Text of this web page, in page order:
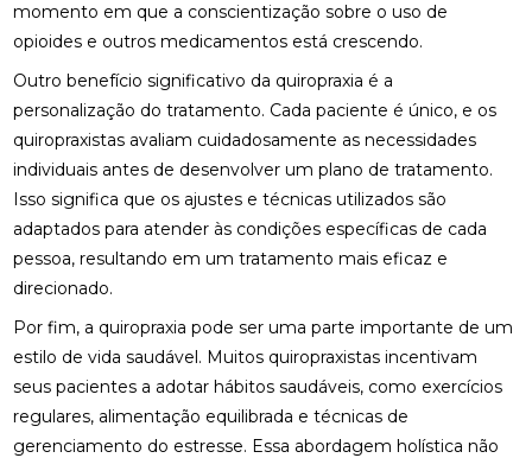
momento em que a conscientização sobre o uso de
opioides e outros medicamentos está crescendo.
Outro benefício significativo da quiropraxia é a
personalização do tratamento. Cada paciente é único, e os
quiropraxistas avaliam cuidadosamente as necessidades
individuais antes de desenvolver um plano de tratamento.
Isso significa que os ajustes e técnicas utilizados são
adaptados para atender às condições específicas de cada
pessoa, resultando em um tratamento mais eficaz e
direcionado.
Por fim, a quiropraxia pode ser uma parte importante de um
estilo de vida saudável. Muitos quiropraxistas incentivam
seus pacientes a adotar hábitos saudáveis, como exercícios
regulares, alimentação equilibrada e técnicas de
gerenciamento do estresse. Essa abordagem holística não
BENEFÍCIOS DA QUIROPRAXIA PARA ALIVIAR O
NERVO CIÁTICO
BENEFÍCIOS DA QUIROPRAXIA PARA JOELHO E
COMO FUNCIONA
BENEFÍCIOS DA QUIROPRAXIA PARA O NERVO
CIÁTICO
BENEFÍCIOS DA QUIROPRAXIA PARA SUA SAÚDE
BENEFÍCIOS DAS PALMILHAS PARA JOANETE
CLÍNICA DE OSTEOPATIA: COMO ESCOLHER A
MELHOR PARA SUAS NECESSIDADES
CLÍNICA DE QUIROPRAXIA PERTO DE MIM:
ENCONTRE ALÍVIO E BEM-ESTAR NA REGIÃO